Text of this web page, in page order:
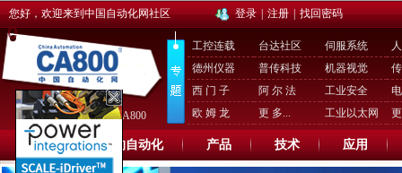
您好，欢迎来到中国自动化网社区 登录 | 注册 | 找回密码
进入我的空间 进入CA800
工控连载
德州仪器
西 门 子
欧 姆 龙
台达社区
普传科技
阿 尔 法
更 多...
伺服系统
机器视觉
工业安全
工业以太网
首 页 我的自动化 产品 技术 应用